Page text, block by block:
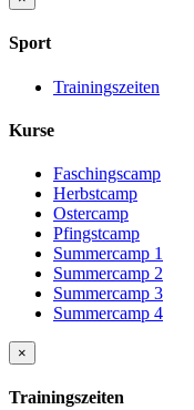
Sport
Trainingszeiten
Kurse
Faschingscamp
Herbstcamp
Ostercamp
Pfingstcamp
Summercamp 1
Summercamp 2
Summercamp 3
Summercamp 4
×
Trainingszeiten